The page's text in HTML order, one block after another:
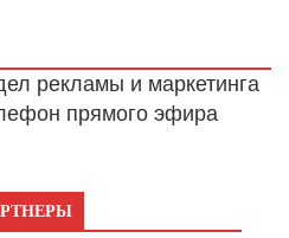
рекламы и маркетинга
прямого эфира